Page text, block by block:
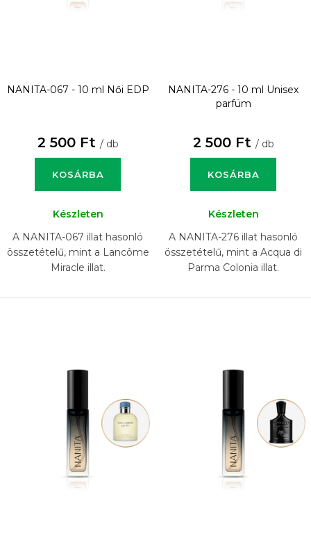
NANITA-067 - 10 ml Női EDP
2 500 Ft / db
KOSÁRBA
Készleten
A NANITA-067 illat hasonló
összetételű, mint a Lancôme
Miracle illat.
NANITA-276 - 10 ml Unisex
parfüm
2 500 Ft / db
KOSÁRBA
Készleten
A NANITA-276 illat hasonló
összetételű, mint a Acqua di
Parma Colonia illat.